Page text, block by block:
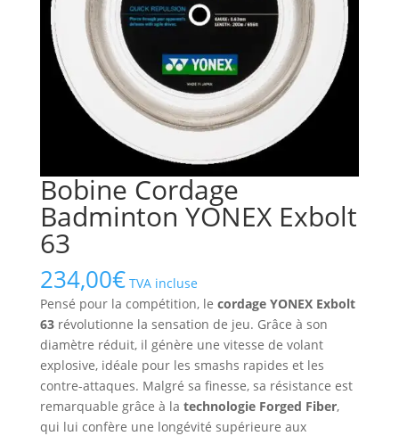
Bobine Cordage
Badminton YONEX Exbolt
63
234,00€ TVA incluse
Pensé pour la compétition, le cordage YONEX Exbolt
63révolutionne la sensation de jeu. Grâce à son
diamètre réduit, il génère une vitesse de volant
explosive, idéale pour les smashs rapides et les
contre-attaques. Malgré sa finesse, sa résistance est
remarquable grâce à la technologie Forged Fiber,
qui lui confère une longévité supérieure aux